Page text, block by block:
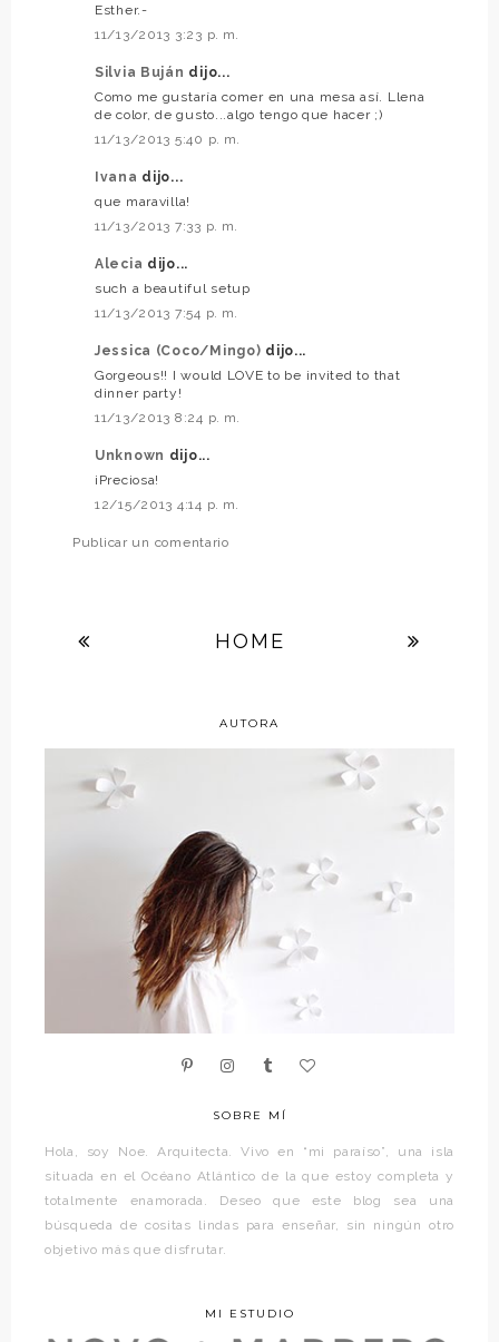
Esther.-
11/13/2013 3:23 p. m.
Silvia Buján dijo...
Como me gustaría comer en una mesa así. Llena
de color, de gusto...algo tengo que hacer ;)
11/13/2013 5:40 p. m.
Ivana dijo...
que maravilla!
11/13/2013 7:33 p. m.
Alecia dijo...
such a beautiful setup
11/13/2013 7:54 p. m.
Jessica (Coco/Mingo) dijo...
Gorgeous!! I would LOVE to be invited to that
dinner party!
11/13/2013 8:24 p. m.
Unknown dijo...
¡Preciosa!
12/15/2013 4:14 p. m.
Publicar un comentario
HOME
AUTORA
SOBRE MÍ
Hola, soy Noe. Arquitecta. Vivo en “mi paraíso”, una isla
situada en el Océano Atlántico de la que estoy completa y
totalmente enamorada. Deseo que este blog sea una
búsqueda de cositas lindas para enseñar, sin ningún otro
objetivo más que disfrutar.
MI ESTUDIO